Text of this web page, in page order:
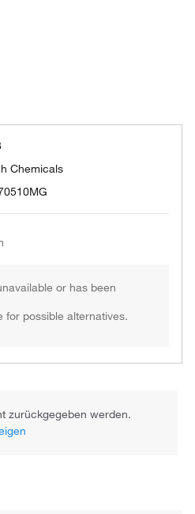
Chemicals
or has been
for possible alternatives.
zurückgegeben werden.